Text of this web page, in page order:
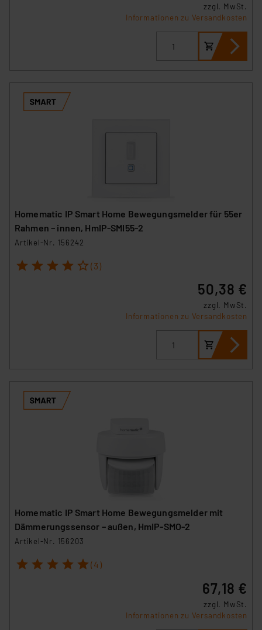
zzgl. MwSt.
Informationen zu Versandkosten
Homematic IP Smart Home Bewegungsmelder für 55er
Rahmen – innen, HmIP-SMI55-2
Artikel-Nr. 156242
1 2 3 4 5 (3)
50,38 €
zzgl. MwSt.
Informationen zu Versandkosten
Homematic IP Smart Home Bewegungsmelder mit
Dämmerungssensor – außen, HmIP-SMO-2
Artikel-Nr. 156203
1 2 3 4 5 (4)
67,18 €
zzgl. MwSt.
Informationen zu Versandkosten